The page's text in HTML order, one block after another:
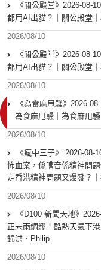
《關公殿堂》2026-08-
都用AI出貓？｜關公殿堂
2026/08/10
《關公殿堂》2026-08-
都用AI出貓？｜關公殿堂
2026/08/10
《為食麻甩騷》2026-
｜為食麻甩騷｜為食麻甩
2026/08/10
《瘋中三子》 2026-
怖血案，係嘈音係精神問
定香港精神問題又爆發？
2026/08/10
《D100 新聞天地》
正未雨綢繆！酷熱天氣下
錦洪、Philip
2026/08/10